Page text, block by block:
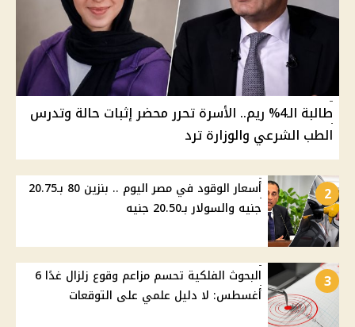
طالبة الـ4% ريم.. الأسرة تحرر محضر إثبات حالة وتدرس
الطب الشرعي والوزارة ترد
2
أسعار الوقود في مصر اليوم .. بنزين 80 بـ20.75
جنيه والسولار بـ20.50 جنيه
3
البحوث الفلكية تحسم مزاعم وقوع زلزال غدًا 6
أغسطس: لا دليل علمي على التوقعات